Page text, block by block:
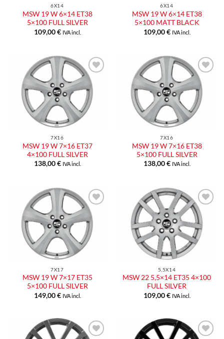
6X14
MSW 19 W 6×14 ET38
5×100 FULL SILVER
109,00€ IVA incl.
6X14
MSW 19 W 6×14 ET38
5×100 MATT BLACK
109,00€ IVA incl.
7X16
MSW 19 W 7×16 ET37
4×100 FULL SILVER
138,00€ IVA incl.
7X16
MSW 19 W 7×16 ET38
5×100 FULL SILVER
138,00€ IVA incl.
7X17
MSW 19 W 7×17 ET35
5×100 FULL SILVER
149,00€ IVA incl.
5,5X14
MSW 22 5,5×14 ET35 4×100
FULL SILVER
109,00€ IVA incl.